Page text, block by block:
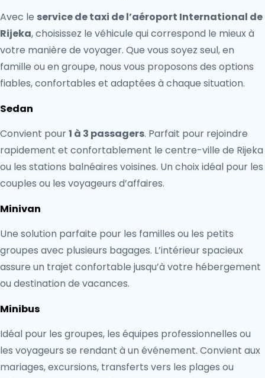
Avec le service de taxi de l’aéroport International de
Rijeka, choisissez le véhicule qui correspond le mieux à
votre manière de voyager. Que vous soyez seul, en
famille ou en groupe, nous vous proposons des options
fiables, confortables et adaptées à chaque situation.
Sedan
Convient pour1 à 3 passagers. Parfait pour rejoindre
rapidement et confortablement le centre-ville de Rijeka
ou les stations balnéaires voisines. Un choix idéal pour les
couples ou les voyageurs d’affaires.
Minivan
Une solution parfaite pour les familles ou les petits
groupes avec plusieurs bagages. L’intérieur spacieux
assure un trajet confortable jusqu’à votre hébergement
ou destination de vacances.
Minibus
Idéal pour les groupes, les équipes professionnelles ou
les voyageurs se rendant à un événement. Convient aux
mariages, excursions, transferts vers les plages ou